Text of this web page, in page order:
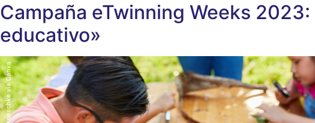
Campaña eTwinning Weeks
educativo»